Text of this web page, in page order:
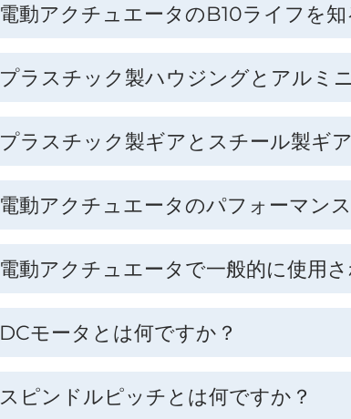
電動アクチュエータのB10ライフを
プラスチック製ハウジングとアルミ
プラスチック製ギアとスチール製ギ
電動アクチュエータのパフォーマン
電動アクチュエータで一般的に使用
DCモータとは何ですか？
スピンドルピッチとは何ですか？